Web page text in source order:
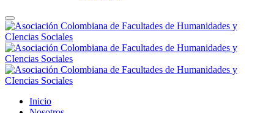
Inicio